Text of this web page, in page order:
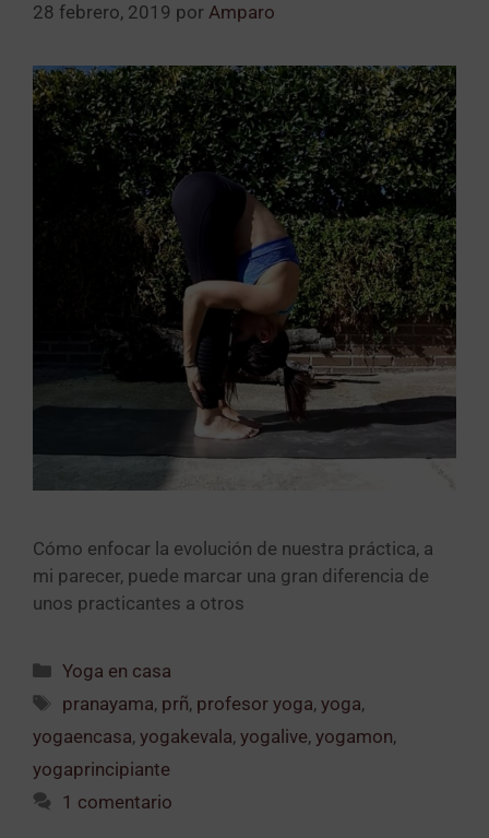
28 febrero, 2019 por Amparo
Cómo enfocar la evolución de nuestra práctica, a
mi parecer, puede marcar una gran diferencia de
unos practicantes a otros
Yoga en casa
pranayama, prñ, profesor yoga,yoga,
yogaencasa, yogakevala, yogalive, yogamon,
yogaprincipiante
1 comentario